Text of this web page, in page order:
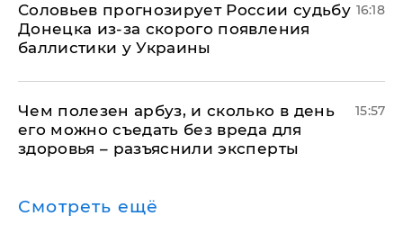
Соловьев прогнозирует России судьбу
Донецка из-за скорого появления
баллистики у Украины
16:18
Чем полезен арбуз, и сколько в день
его можно съедать без вреда для
здоровья – разъяснили эксперты
15:57
Смотреть ещё